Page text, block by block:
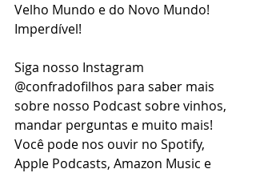
Velho Mundo e do Novo Mundo!
Imperdível!
Siga nosso Instagram
@confradofilhos para saber mais
sobre nosso Podcast sobre vinhos,
mandar perguntas e muito mais!
Você pode nos ouvir no Spotify,
Apple Podcasts, Amazon Music e